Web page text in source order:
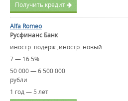
Получить кредит
Alfa Romeo
Русфинанс Банк
иностр. подерж.,иностр. новый
7 — 16.5%
50 000 — 6 500 000
рубли
1 год — 5 лет